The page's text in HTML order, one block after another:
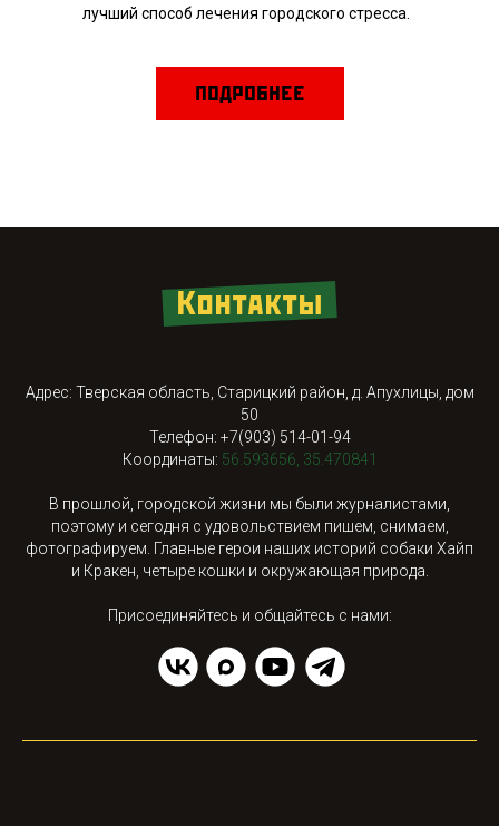
лучший способ лечения городского стресса.
ПОДРОБНЕЕ
Контакты
Адрес: Тверская область, Старицкий район, д. Апухлицы, дом
50
Телефон: +7(903) 514-01-94
Координаты: 56.593656, 35.470841
В прошлой, городской жизни мы были журналистами,
поэтому и сегодня с удовольствием пишем, снимаем,
фотографируем. Главные герои наших историй собаки Хайп
и Кракен, четыре кошки и окружающая природа.
Присоединяйтесь и общайтесь с нами: